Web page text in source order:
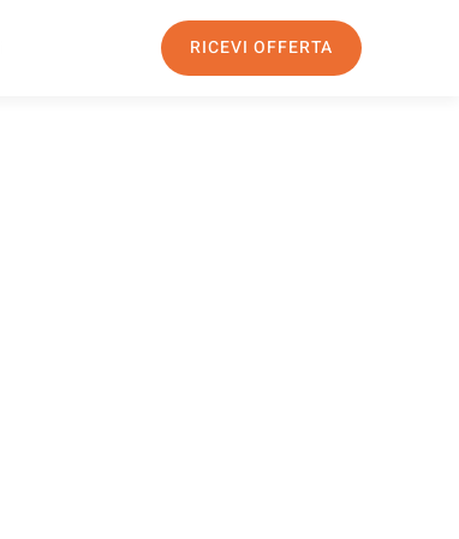
RICEVI OFFERTA